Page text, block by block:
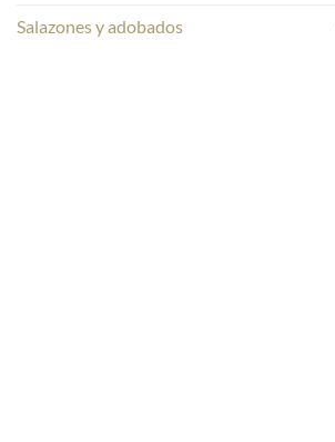
Salazones y adobados